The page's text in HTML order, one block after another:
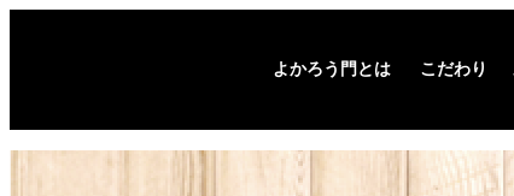
よかろう門とは こだわり